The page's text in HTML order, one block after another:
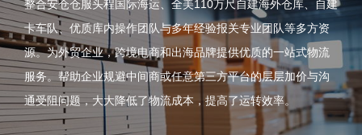
整合安仓仓服头程国际海运、全美110万尺自建海外仓库、自建
卡车队、优质库内操作团队与多年经验报关专业团队等多方资
源。为外贸企业，跨境电商和出海品牌提供优质的一站式物流
服务。帮助企业规避中间商或任意第三方平台的层层加价与沟
通受阻问题，大大降低了物流成本，提高了运转效率。